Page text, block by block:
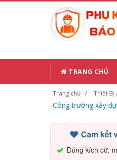
TRANG CHỦ
Trang chủ Thiết Bị
Công trường xây
Cam kết
Đúng kích cỡ,